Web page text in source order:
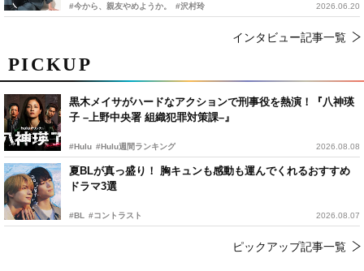
PICKUP
黒木メイサがハードなアクションで刑事役を熱演！『八神瑛
子 –上野中央署 組織犯罪対策課–』
#Hulu #Hulu週間ランキング 2026.08.08
夏BLが真っ盛り！ 胸キュンも感動も運んでくれるおすすめ
ドラマ3選
#BL #コントラスト 2026.08.07
ピックアップ記事一覧
#今から、親友やめようか。 #沢村玲 2026.06.20
インタビュー記事一覧